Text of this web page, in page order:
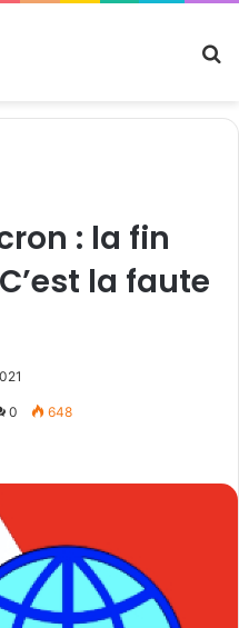
: la fin
la faute
0 648